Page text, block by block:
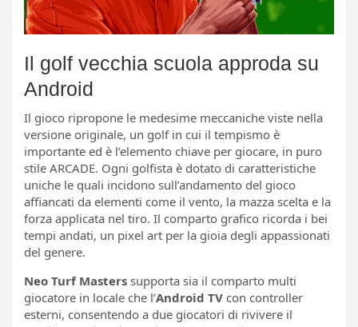
Il golf vecchia scuola approda su
Android
Il gioco ripropone le medesime meccaniche viste nella
versione originale, un golf in cui il tempismo è
importante ed è l’elemento chiave per giocare, in puro
stile ARCADE. Ogni golfista è dotato di caratteristiche
uniche le quali incidono sull’andamento del gioco
affiancati da elementi come il vento, la mazza scelta e la
forza applicata nel tiro. Il comparto grafico ricorda i bei
tempi andati, un pixel art per la gioia degli appassionati
del genere.
Neo Turf Masters supporta sia il comparto multi
giocatore in locale che l’Android TV con controller
esterni, consentendo a due giocatori di rivivere il